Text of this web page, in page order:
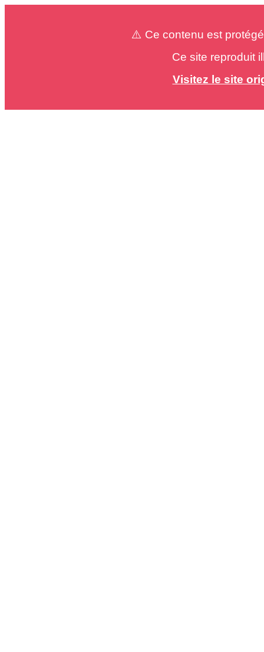
⚠️ Ce contenu est
Ce site reproduit
Visitez le site